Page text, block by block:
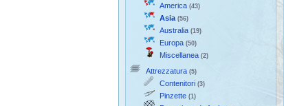
America (43)
Asia (56)
Australia (19)
Europa (50)
Miscellanea (2)
Attrezzatura (5)
Contenitori (3)
Pinzette (1)